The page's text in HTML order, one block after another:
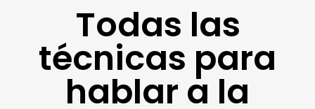
Todas las
técnicas para
hablar a la